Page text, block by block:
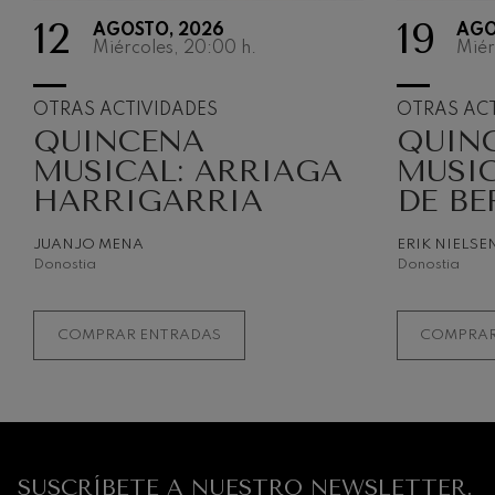
12
AGOSTO, 2026
Miércoles, 20:00 h.
OTRAS ACTIVIDADES
QUINCENA
MUSICAL: ARRIAGA
HARRIGARRIA
JUANJO MENA
Donostia
COMPRAR ENTRADAS
19
OTRAS
DE
ERIK NIELSEN
Donostia
SUSCRÍBETE A NUESTRO NEWSLETTER.